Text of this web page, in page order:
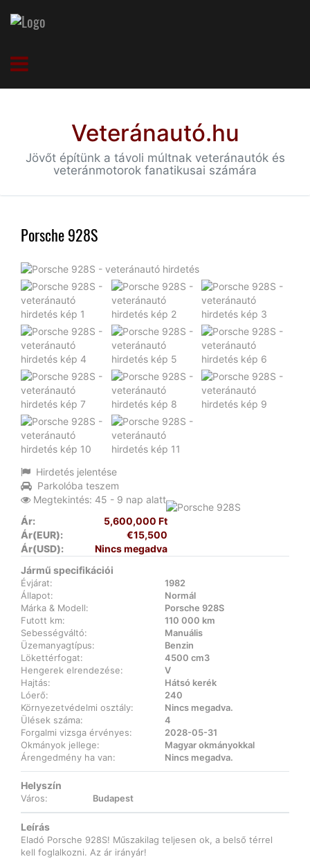
Veteránautó.hu
Jövőt építünk a távoli múltnak veteránautók és
veteránmotorok fanatikusai számára
Porsche 928S
Hirdetés jelentése
Parkolóba teszem
Megtekintés: 45 - 9 nap alatt
Ár:
5,600,000 Ft
Ár(EUR):
€15,500
Ár(USD):
Nincs megadva
Jármű specifikációi
Évjárat:
1982
Állapot:
Normál
Márka & Modell:
Porsche 928S
Futott km:
110 000 km
Sebességváltó:
Manuális
Üzemanyagtípus:
Benzin
Lökettérfogat:
4500 cm3
Hengerek elrendezése:
V
Hajtás:
Hátsó kerék
Lóerő:
240
Környezetvédelmi osztály:
Nincs megadva.
Ülések száma:
4
Forgalmi vizsga érvényes:
2028-05-31
Okmányok jellege:
Magyar okmányokkal
Árengedmény ha van:
Nincs megadva.
Helyszín
Város: Budapest
Leírás
Eladó Porsche 928S! Műszakilag teljesen ok, a belső térrel
kell foglalkozni. Az ár irányár!